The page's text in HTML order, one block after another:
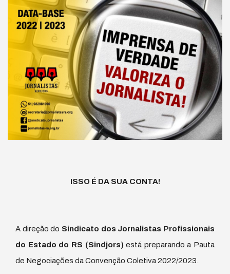
ISSO É DA SUA CONTA!
A direção do Sindicato dos Jornalistas Profissionais
do Estado do RS (Sindjors) está preparando a Pauta
de Negociações da Convenção Coletiva 2022/2023.